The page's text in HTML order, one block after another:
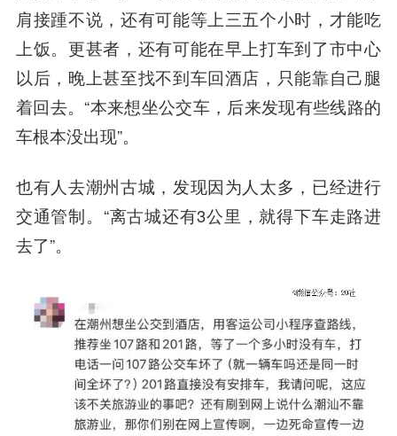
肩接踵不说，还有可能等上三五个小时，才能吃
上饭。更甚者，还有可能在早上打车到了市中心
以后，晚上甚至找不到车回酒店，只能靠自己腿
着回去。“本来想坐公交车，后来发现有些线路的
车根本没出现”。
也有人去潮州古城，发现因为人太多，已经进行
交通管制。“离古城还有3公里，就得下车走路进
去了”。